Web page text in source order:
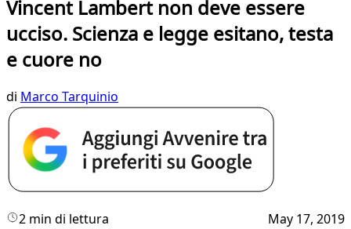
Vincent Lambert non deve essere
ucciso. Scienza e legge esitano, testa
e cuore no
di Marco Tarquinio
2 min di lettura May 17, 2019